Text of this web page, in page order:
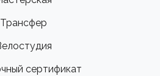
Трансфер
сертификат